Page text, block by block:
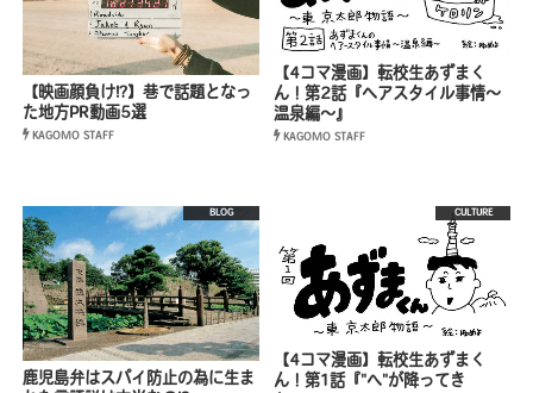
【映画顔負け!?】巷で話題となっ
た地方PR動画5選
KAGOMO STAFF
【4コマ漫画】転校生あずまく
ん！第2話『ヘアスタイル事情〜
温泉編〜』
KAGOMO STAFF
BLOG
鹿児島弁はスパイ防止の為に生ま
CULTURE
【4コマ漫画】転校生あずまく
ん！第1話『"へ"が降ってき